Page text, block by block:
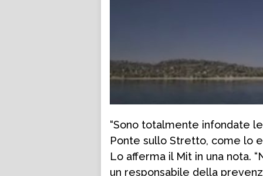
“Sono totalmente infondate
Ponte sullo Stretto, come lo
Lo afferma il Mit in una nota.
un responsabile della